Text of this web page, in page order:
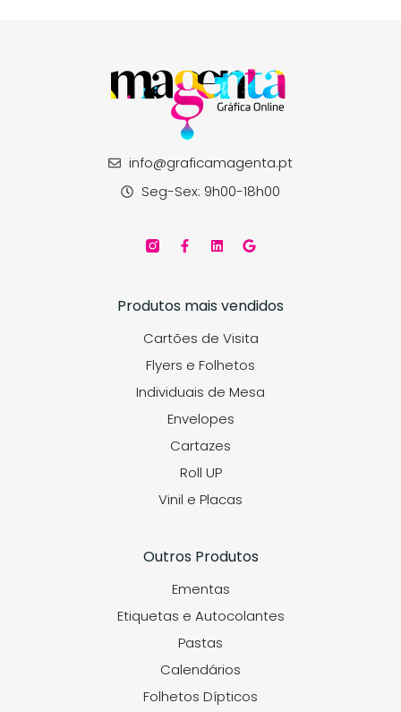
info@graficamagenta.pt
Seg-Sex: 9h00-18h00
Produtos mais vendidos
Cartões de Visita
Flyers e Folhetos
Individuais de Mesa
Envelopes
Cartazes
Roll UP
Vinil e Placas
Outros Produtos
Ementas
Etiquetas e Autocolantes
Pastas
Calendários
Folhetos Dípticos